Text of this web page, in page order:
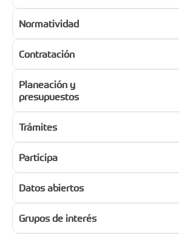
Normatividad
Contratación
Planeación y
presupuestos
Trámites
Participa
Datos abiertos
Grupos de interés